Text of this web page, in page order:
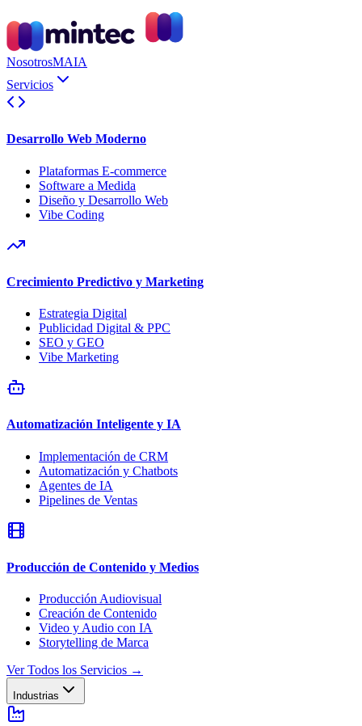
NosotrosMAIA
Servicios
Desarrollo Web Moderno
Plataformas E-commerce
Software a Medida
Diseño y Desarrollo Web
Vibe Coding
Crecimiento Predictivo y Marketing
Estrategia Digital
Publicidad Digital & PPC
SEO y GEO
Vibe Marketing
Automatización Inteligente y IA
Implementación de CRM
Automatización y Chatbots
Agentes de IA
Pipelines de Ventas
Producción de Contenido y Medios
Producción Audiovisual
Creación de Contenido
Video y Audio con IA
Storytelling de Marca
Ver Todos los Servicios →
Industrias